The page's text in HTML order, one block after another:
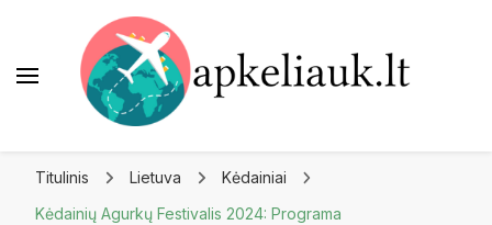
Titulinis Lietuva
Kėdainiai
Kėdainių Agurkų Festivalis 2024: Programa